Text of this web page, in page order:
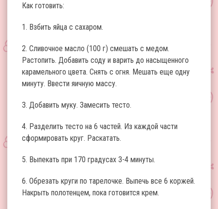
Как готовить:
1. Взбить яйца с сахаром.
2. Сливочное масло (100 г) смешать с медом.
Растопить. Добавить соду и варить до насыщенного
карамельного цвета. Снять с огня. Мешать еще одну
минуту. Ввести яичную массу.
3. Добавить муку. Замесить тесто.
4. Разделить тесто на 6 частей. Из каждой части
сформировать круг. Раскатать.
5. Выпекать при 170 градусах 3-4 минуты.
6. Обрезать круги по тарелочке. Выпечь все 6 коржей.
Накрыть полотенцем, пока готовится крем.